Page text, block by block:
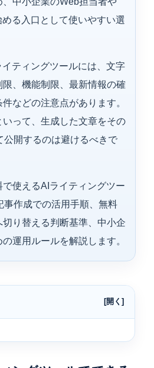
る入口として使いやすい選
ティングツールには、文字
、機能制限、最新情報の確
などの注意点があります。
って、生成した文章をその
公開するのは避けるべきで
使えるAIライティングツー
事作成での活用手順、無料
り替える判断基準、中小企
運用ルールを解説します。